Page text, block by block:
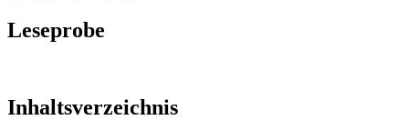
Leseprobe
Inhaltsverzeichnis